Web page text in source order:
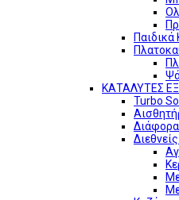
Παιδικά
ΚΑΤΑΛΥΤΕΣ
Turbo